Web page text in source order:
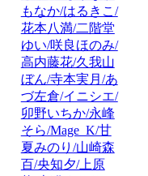
もなか/はるきこ/
花本八満/二階堂
ゆい/咲良ほのみ/
高内藤花/久我山
ぼん/寺本実月/あ
づ左倉/イニシエ/
卯野いちか/永峰
そら/Mage_K/甘
夏みのり/山崎森
百/央知夕/上原